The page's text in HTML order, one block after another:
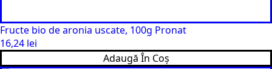
Fructe bio de aronia uscate, 100g Pronat
16,24 lei
Adaugă În Coș